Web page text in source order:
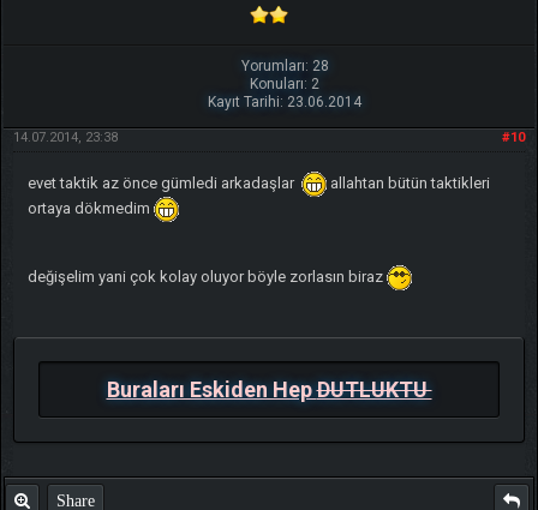
Yorumları: 28
Konuları: 2
Kayıt Tarihi: 23.06.2014
#10
14.07.2014, 23:38
evet taktik az önce gümledi arkadaşlar
allahtan bütün taktikleri
ortaya dökmedim
değişelim yani çok kolay oluyor böyle zorlasın biraz
Buraları Eskiden HepDUTLUKTU
Share